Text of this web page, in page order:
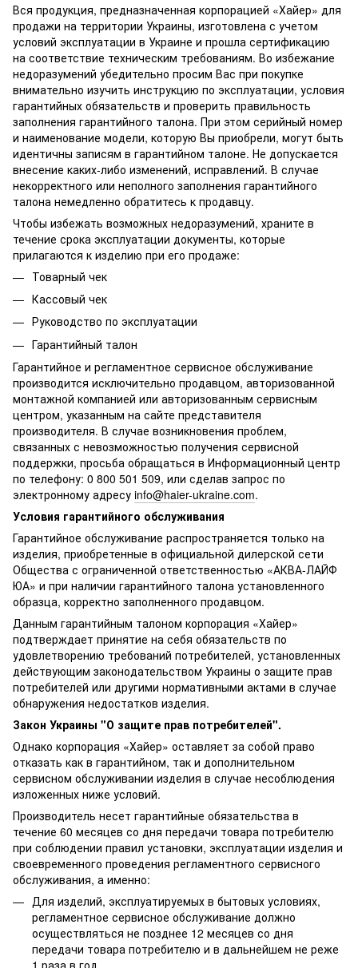
Вся продукция, предназначенная корпорацией «Хайер» для
продажи на территории Украины, изготовлена ​​с учетом
условий эксплуатации в Украине и прошла сертификацию
на соответствие техническим требованиям. Во избежание
недоразумений убедительно просим Вас при покупке
внимательно изучить инструкцию по эксплуатации, условия
гарантийных обязательств и проверить правильность
заполнения гарантийного талона. При этом серийный номер
и наименование модели, которую Вы приобрели, могут быть
идентичны записям в гарантийном талоне. Не допускается
внесение каких-либо изменений, исправлений. В случае
некорректного или неполного заполнения гарантийного
талона немедленно обратитесь к продавцу.
Чтобы избежать возможных недоразумений, храните в
течение срока эксплуатации документы, которые
прилагаются к изделию при его продаже:
Товарный чек
Кассовый чек
Руководство по эксплуатации
Гарантийный талон
Гарантийное и регламентное сервисное обслуживание
производится исключительно продавцом, авторизованной
монтажной компанией или авторизованным сервисным
центром, указанным на сайте представителя
производителя. В случае возникновения проблем,
связанных с невозможностью получения сервисной
поддержки, просьба обращаться в Информационный центр
по телефону: 0 800 501 509, или сделав запрос по
электронному адресу info@haier-ukraine.com.
Условия гарантийного обслуживания
Гарантийное обслуживание распространяется только на
изделия, приобретенные в официальной дилерской сети
Общества с ограниченной ответственностью «АКВА-ЛАЙФ
ЮА» и при наличии гарантийного талона установленного
образца, корректно заполненного продавцом.
Данным гарантийным талоном корпорация «Хайер»
подтверждает принятие на себя обязательств по
удовлетворению требований потребителей, установленных
действующим законодательством Украины о защите прав
потребителей или другими нормативными актами в случае
обнаружения недостатков изделия.
Закон Украины "О защите прав потребителей".
Однако корпорация «Хайер» оставляет за собой право
отказать как в гарантийном, так и дополнительном
сервисном обслуживании изделия в случае несоблюдения
изложенных ниже условий.
Производитель несет гарантийные обязательства в
течение 60 месяцев со дня передачи товара потребителю
при соблюдении правил установки, эксплуатации изделия и
своевременного проведения регламентного сервисного
обслуживания, а именно:
Для изделий, эксплуатируемых в бытовых условиях,
регламентное сервисное обслуживание должно
осуществляться не позднее 12 месяцев со дня
передачи товара потребителю и в дальнейшем не реже